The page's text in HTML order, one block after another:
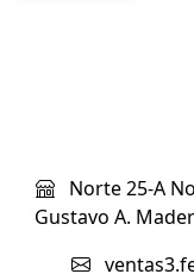
Norte 25-A
Gustavo A.